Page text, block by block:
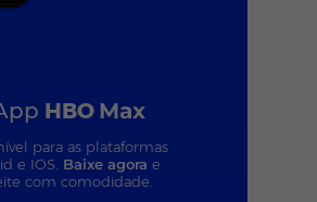
HBO Max
para as plataformas
e IOS. Baixe agora e
com comodidade.